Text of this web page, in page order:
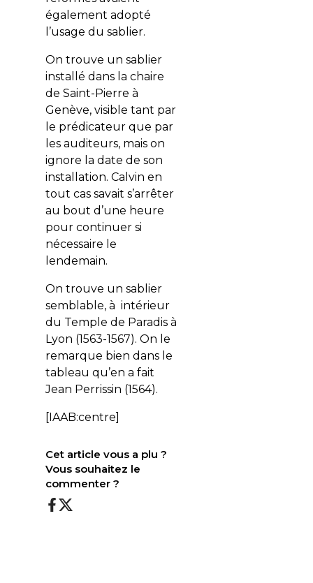
également adopté
l’usage du sablier.
On trouve un sablier
installé dans la chaire
de Saint-Pierre à
Genève, visible tant par
le prédicateur que par
les auditeurs, mais on
ignore la date de son
installation. Calvin en
tout cas savait s’arrêter
au bout d’une heure
pour continuer si
nécessaire le
lendemain.
On trouve un sablier
semblable, à intérieur
du Temple de Paradis à
Lyon (1563-1567). On le
remarque bien dans le
tableau qu’en a fait
Jean Perrissin (1564).
[IAAB:centre]
Cet article vous a plu ?
Vous souhaitez le
commenter ?